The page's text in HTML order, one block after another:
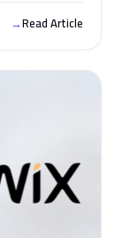
Read Article
→